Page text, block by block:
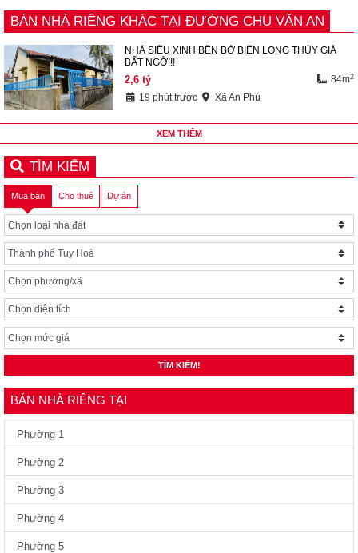
BÁN NHÀ RIÊNG KHÁC TẠI ĐƯỜNG CHU VĂN AN
NHÀ SIÊU XINH BÊN BỜ BIỂN LONG THỦY GIÁ
BẤT NGỜ!!!
2,6tỷ 84m2
19 phút trước Xã An Phú
XEM THÊM
TÌM KIẾM
Mua bán Cho thuê Dự án
TÌM KIẾM!
BÁN NHÀ RIÊNG TẠI
Phường 1
Phường 2
Phường 3
Phường 4
Phường 5